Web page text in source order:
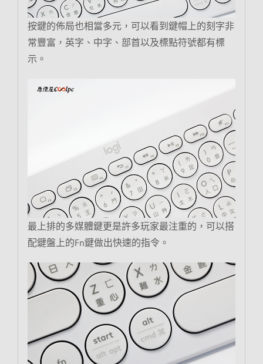
按鍵的佈局也相當多元，可以看到鍵帽上的刻字非
常豐富，英字、中字、部首以及標點符號都有標
示。
最上排的多媒體鍵更是許多玩家最注重的，可以搭
配鍵盤上的Fn鍵做出快速的指令。